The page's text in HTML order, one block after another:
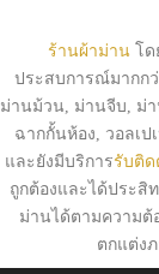
ผ้า
ม่าน
ร้านผ้าม่านโด
ประสบการณ์มากก
ม่านม้วน, ม่านจีบ, ม่
ฉากกั้นห้อง, วอลเป
และยังมีบริการรับติด
ถูกต้องและได้ประสิ
ม่านได้ตามความต้
ตกแต่ง